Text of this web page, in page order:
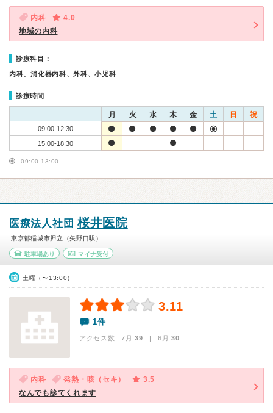
内科
4.0
地域の内科
診療科目：
内科、消化器内科、外科、小児科
診療時間
月 火 水 木 金 土 日 祝
09:00-12:30
15:00-18:30
09:00-13:00
医療法人社団 桜井医院
東京都稲城市押立（矢野口駅）
駐車場あり マイナ受付
土曜（〜13:00）
3.11
1件
アクセス数 7月:39 | 6月:30
内科 発熱・咳（セキ）
3.5
なんでも診てくれます